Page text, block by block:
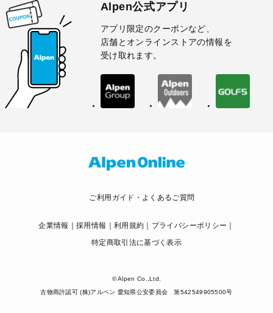
Alpen公式アプリ
アプリ限定のクーポンなど、
店舗とオンラインストアの情報を
受け取れます。
ご利用ガイド・よくあるご質問
企業情報 採用情報 利用規約
プライバシーポリシー
特定商取引法に基づく表示
© Alpen Co.,Ltd.
古物商許認可 (株)アルペン 愛知県公安委員会 第542549905500号